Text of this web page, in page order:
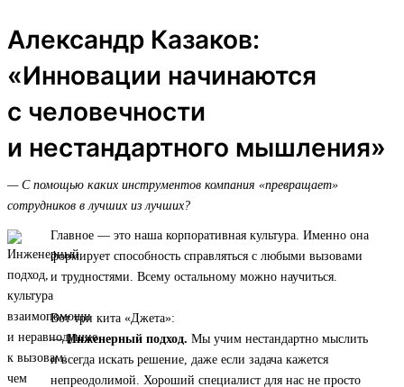
Александр Казаков:
«Инновации начинаются
с человечности
и нестандартного мышления»
— С помощью каких инструментов компания «превращает»
сотрудников в лучших из лучших?
Главное — это наша корпоративная культура. Именно она
формирует способность справляться с любыми вызовами
и трудностями. Всему остальному можно научиться.
Вот три кита «Джета»:
—Инженерный подход. Мы учим нестандартно мыслить
и всегда искать решение, даже если задача кажется
непреодолимой. Хороший специалист для нас не просто